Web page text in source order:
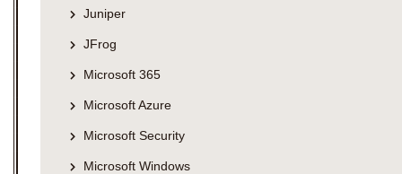
Juniper
JFrog
Microsoft 365
Microsoft Azure
Microsoft Security
Microsoft Windows